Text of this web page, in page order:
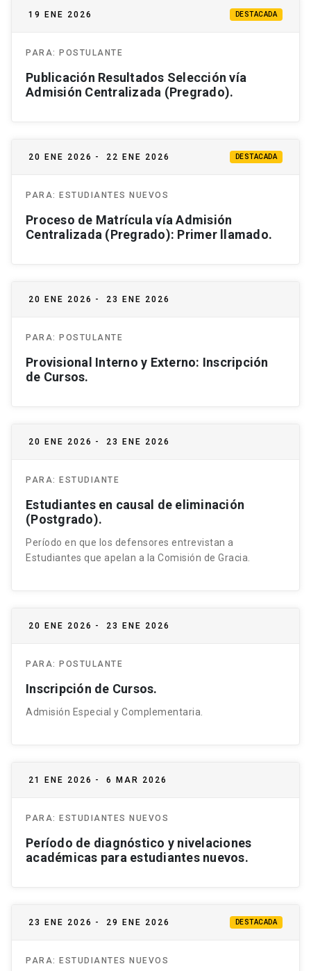
19 ENE 2026 DESTACADA
PARA: POSTULANTE
Publicación Resultados Selección vía
Admisión Centralizada (Pregrado).
20 ENE 2026 - 22 ENE 2026 DESTACADA
PARA: ESTUDIANTES NUEVOS
Proceso de Matrícula vía Admisión
Centralizada (Pregrado): Primer llamado.
20 ENE 2026 - 23 ENE 2026
PARA: POSTULANTE
Provisional Interno y Externo: Inscripción
de Cursos.
20 ENE 2026 - 23 ENE 2026
PARA: ESTUDIANTE
Estudiantes en causal de eliminación
(Postgrado).
Período en que los defensores entrevistan a
Estudiantes que apelan a la Comisión de Gracia.
20 ENE 2026 - 23 ENE 2026
PARA: POSTULANTE
Inscripción de Cursos.
Admisión Especial y Complementaria.
21 ENE 2026 - 6 MAR 2026
PARA: ESTUDIANTES NUEVOS
Período de diagnóstico y nivelaciones
académicas para estudiantes nuevos.
23 ENE 2026 - 29 ENE 2026 DESTACADA
PARA: ESTUDIANTES NUEVOS